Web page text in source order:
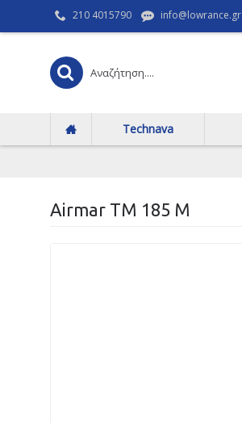
210 4015790 info@lowrance.gr
Technava
Airmar ΤΜ 185 Μ